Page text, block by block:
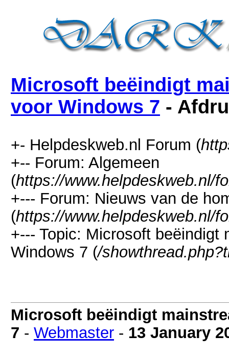
Microsoft beëindigt
voor Windows 7 -
+- Helpdeskweb.nl Forum (
+-- Forum: Algemeen
(https://www.helpdeskweb.nl/
+--- Forum: Nieuws van de
(https://www.helpdeskweb.nl/
+--- Topic: Microsoft beëindigt
Windows 7 (/
Microsoft beëindigt
7 - Webmaster - 13 January